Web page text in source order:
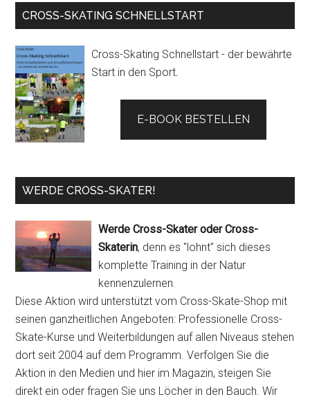
CROSS-SKATING SCHNELLSTART
Cross-Skating Schnellstart - der bewährte
Start in den Sport.
E-BOOK BESTELLEN
WERDE CROSS-SKATER!
Werde Cross-Skater oder Cross-
Skaterin, denn es "lohnt" sich dieses
komplette Training in der Natur
kennenzulernen.
Diese Aktion wird unterstützt vom Cross-Skate-Shop mit
seinen ganzheitlichen Angeboten: Professionelle Cross-
Skate-Kurse und Weiterbildungen auf allen Niveaus stehen
dort seit 2004 auf dem Programm. Verfolgen Sie die
Aktion in den Medien und hier im Magazin, steigen Sie
direkt ein oder fragen Sie uns Löcher in den Bauch. Wir